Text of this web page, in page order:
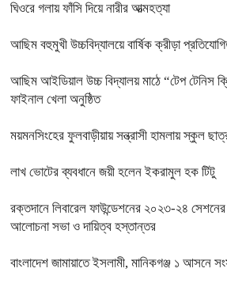
ঘিওরে গলায় ফাঁসি দিয়ে নারীর আত্মহত্যা
আছিম বহুমুখী উচ্চবিদ্যালয়ে বার্ষিক ক্রীড়া
আছিম আইডিয়াল উচ্চ বিদ্যালয় মাঠে “টেপ টেনিস
ফাইনাল খেলা অনুষ্ঠিত
ময়মনসিংহের ফুলবাড়ীয়ায় সন্ত্রাসী হামলায় স্কুল
লাখ ভোটের ব্যবধানে জয়ী হলেন ইকরামুল হক টিটু
রক্তদানে লিবারেল ফাউন্ডেশনের ২০২৩-২৪ সেশনের
আলোচনা সভা ও দায়িত্ব হস্তান্তর
বাংলাদেশ জামায়াতে ইসলামী, মানিকগঞ্জ ১ আসনে